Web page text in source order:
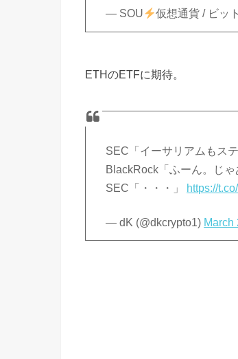
— SOU 仮想通貨 / ビッ
ETHのETFに期待。
SEC「イーサリアムもス
BlackRock「ふーん。じゃ
SEC「・・・」
https://
— dK (@dkcrypto1) March